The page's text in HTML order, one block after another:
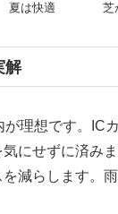
夏は快適 芝
解
理想です。IC
にせずに済み
減らします。